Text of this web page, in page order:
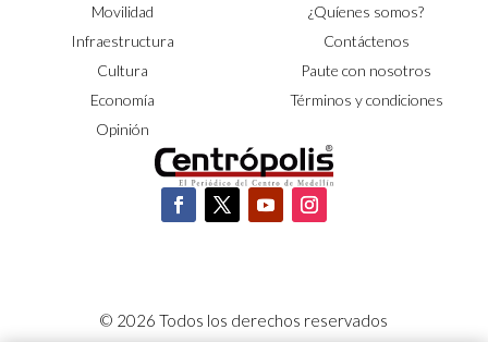
Movilidad
Infraestructura
Cultura
Economía
Opinión
¿Quíenes somos?
Contáctenos
Paute con nosotros
Términos y condiciones
© 2026 Todos los derechos reservados